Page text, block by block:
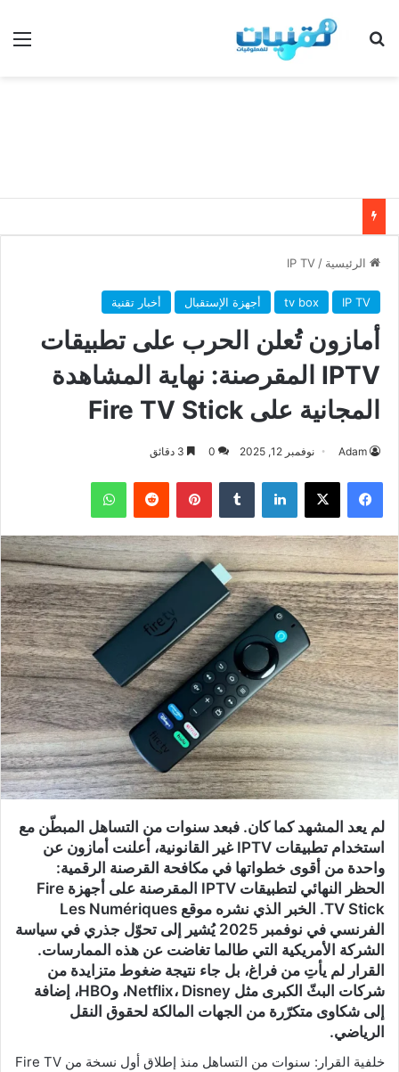
بحث عن
الرئيسية /
IP TV
IP TV
tv box أجهزة الإستقبال أخبار تقنية
أمازون تُعلن الحرب على تطبيقات
IPTV المقرصنة: نهاية المشاهدة
المجانية على Fire TV Stick
Adam نوفمبر 12, 2025 0
فيسبوك ‫X لينكدإن بينتيريست واتساب
لم يعد المشهد كما كان. فبعد سنوات من التساهل المبطّن مع
استخدام تطبيقات IPTV غير القانونية، أعلنت أمازون عن
واحدة من أقوى خطواتها في مكافحة القرصنة الرقمية:
الحظر النهائي لتطبيقات IPTV المقرصنة على أجهزة Fire
TV Stick. الخبر الذي نشره موقع Les Numériques
الفرنسي في نوفمبر 2025 يُشير إلى تحوّل جذري في سياسة
الشركة الأمريكية التي طالما تغاضت عن هذه الممارسات.
القرار لم يأتِ من فراغ، بل جاء نتيجة ضغوط متزايدة من
شركات البثّ الكبرى مثل Netflix، Disney، وHBO، إضافة
إلى شكاوى متكرّرة من الجهات المالكة لحقوق النقل
الرياضي.
خلفية القرار: سنوات من التساهل منذ إطلاق أول نسخة من Fire TV